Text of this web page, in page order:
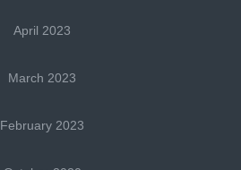
April 2023
March 2023
February 2023